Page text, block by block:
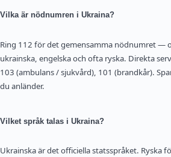
Vilka är nödnumren i Ukraina?
Ring 112 för det gemensamma nödnumret —
ukrainska, engelska och ofta ryska. Direkta
103 (ambulans / sjukvård), 101 (brandkår).
du anländer.
Vilket språk talas i Ukraina?
Ukrainska är det officiella statsspråket. Ryska